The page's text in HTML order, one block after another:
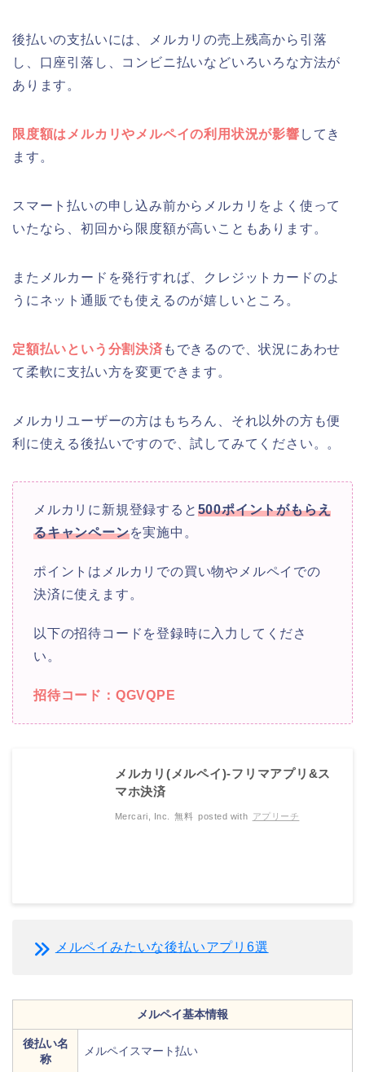
後払いの支払いには、メルカリの売上残高から引落
し、口座引落し、コンビニ払いなどいろいろな方法が
あります。
限度額はメルカリやメルペイの利用状況が影響 してき
ます。
スマート払いの申し込み前からメルカリをよく使って
いたなら、初回から限度額が高いこともあります。
またメルカードを発行すれば、クレジットカードのよ
うにネット通販でも使えるのが嬉しいところ。
定額払いという分割決済 もできるので、状況にあわせ
て柔軟に支払い方を変更できます。
メルカリユーザーの方はもちろん、それ以外の方も便
利に使える後払いですので、試してみてください。。
メルカリに新規登録すると 500ポイントがもらえ
るキャンペーンを実施中。
ポイントはメルカリでの買い物やメルペイでの
決済に使えます。
以下の招待コードを登録時に入力してくださ
い。
招待コード：QGVQPE
メルカリ(メルペイ)-フリマアプリ&ス
マホ決済
Mercari, Inc. 無料 posted with アプリーチ
メルペイみたいな後払いアプリ6選
メルペイ基本情報
後払い名
称
メルペイスマート払い